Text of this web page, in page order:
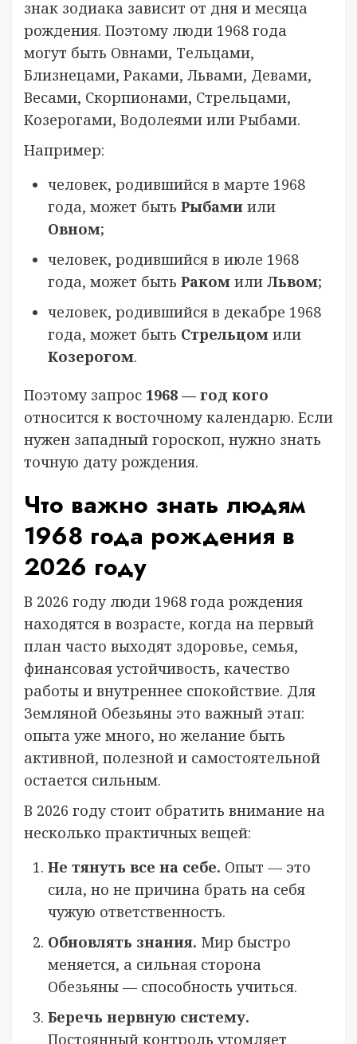
знак зодиака зависит от дня и месяца
рождения. Поэтому люди 1968 года
могут быть Овнами, Тельцами,
Близнецами, Раками, Львами, Девами,
Весами, Скорпионами, Стрельцами,
Козерогами, Водолеями или Рыбами.
Например:
человек, родившийся в марте 1968
года, может быть Рыбами или
Овном;
человек, родившийся в июле 1968
года, может быть Раком или Львом;
человек, родившийся в декабре 1968
года, может быть Стрельцом или
Козерогом.
Поэтому запрос 1968 — год кого
относится к восточному календарю. Если
нужен западный гороскоп, нужно знать
точную дату рождения.
Что важно знать людям
1968 года рождения в
2026 году
В 2026 году люди 1968 года рождения
находятся в возрасте, когда на первый
план часто выходят здоровье, семья,
финансовая устойчивость, качество
работы и внутреннее спокойствие. Для
Земляной Обезьяны это важный этап:
опыта уже много, но желание быть
активной, полезной и самостоятельной
остается сильным.
В 2026 году стоит обратить внимание на
несколько практичных вещей:
Не тянуть все на себе. Опыт — это
сила, но не причина брать на себя
чужую ответственность.
Обновлять знания. Мир быстро
меняется, а сильная сторона
Обезьяны — способность учиться.
Беречь нервную систему.
Постоянный контроль утомляет